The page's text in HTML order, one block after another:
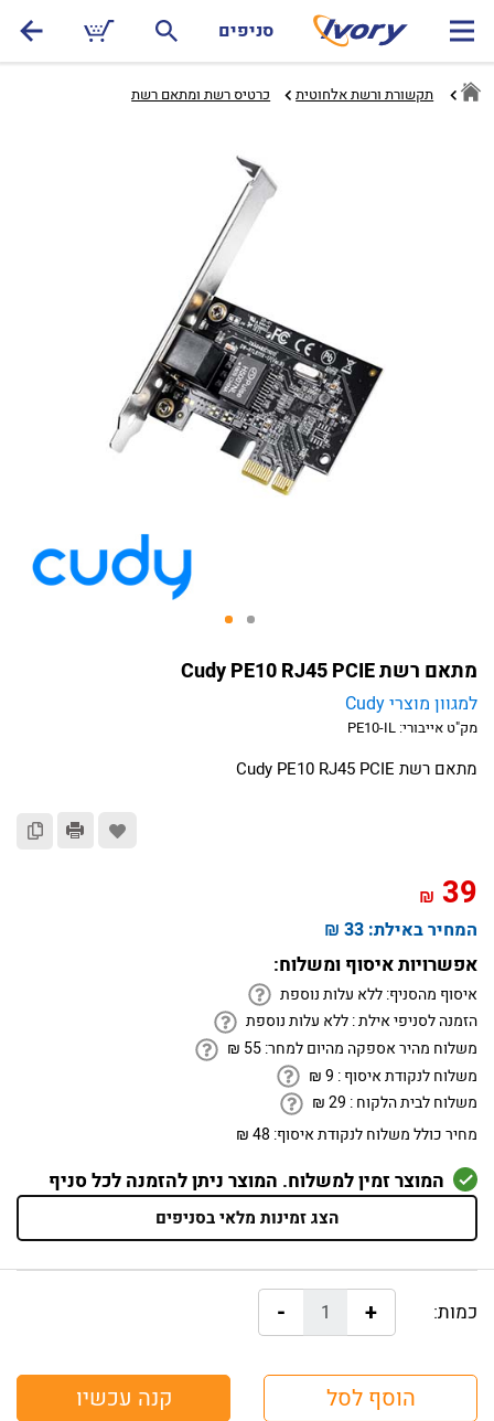
סניפים
תקשורת ורשת אלחוטית כרטיס רשת ומתאם רשת‏
מתאם רשת Cudy PE10 RJ45 PCIE
למגוון מוצרי Cudy
מק"ט אייבורי: PE10-IL
מתאם רשת Cudy PE10 RJ45 PCIE
₪
39
₪
המחיר באילת: 33 ₪
אפשרויות איסוף ומשלוח:
איסוף מהסניף:ללא עלות נוספת
הזמנה לסניפי אילת :ללא עלות נוספת
משלוח מהיר אספקה מהיום למחר:
₪ 55
משלוח לנקודת איסוף :
₪9
משלוח לבית הלקוח :
₪29
מחיר כולל משלוח לנקודת איסוף: 48 ₪
המוצר זמין למשלוח. המוצר ניתן להזמנה לכל סניף
הצג זמינות מלאי בסניפים
כמות: +
-
הוסף לסל קנה עכשיו